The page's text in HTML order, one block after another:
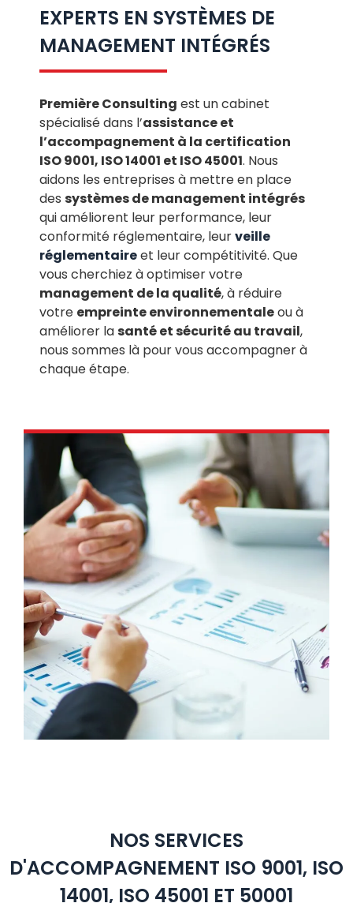
EXPERTS EN SYSTÈMES DE
MANAGEMENT INTÉGRÉS
Première Consulting est un cabinet
spécialisé dans l’assistance et
l’accompagnement à la certification
ISO 9001, ISO 14001 et ISO 45001. Nous
aidons les entreprises à mettre en place
des systèmes de management intégrés
qui améliorent leur performance, leur
conformité réglementaire, leurveille
réglementaireet leur compétitivité. Que
vous cherchiez à optimiser votre
management de la qualité, à réduire
votre empreinte environnementaleou à
améliorer lasanté et sécurité au travail,
nous sommes là pour vous accompagner à
chaque étape.
NOS SERVICES
D'ACCOMPAGNEMENT ISO 9001, ISO
14001, ISO 45001 ET 50001